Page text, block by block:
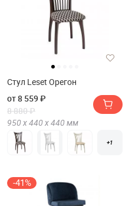
Стул Leset Орегон
от 8 559 ₽
8 880 ₽
950 х440 х440 мм
+1
-41%